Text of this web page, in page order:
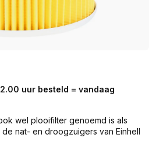
uur besteld = vandaag
wel plooifilter genoemd is als
nat- en droogzuigers van Einhell